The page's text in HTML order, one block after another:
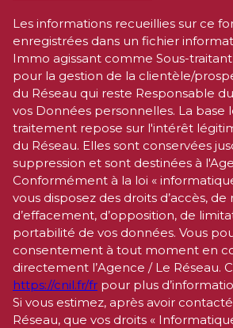
Les informations recueillies sur ce
enregistrées dans un fichier
Immo agissant comme Sous-
pour la gestion de la clientèle/
du Réseau qui reste Responsable
vos Données personnelles. La base
traitement repose sur l'intérêt
du Réseau. Elles sont conservées
suppression et sont destinées à
Conformément à la loi «
vous disposez des droits d’accès,
d’effacement, d’opposition, de
portabilité de vos données. Vous
consentement à tout moment en
directement l’Agence / Le Réseau.
https://cnil.fr/fr pour plus
Si vous estimez, après avoir
Réseau, que vos droits «